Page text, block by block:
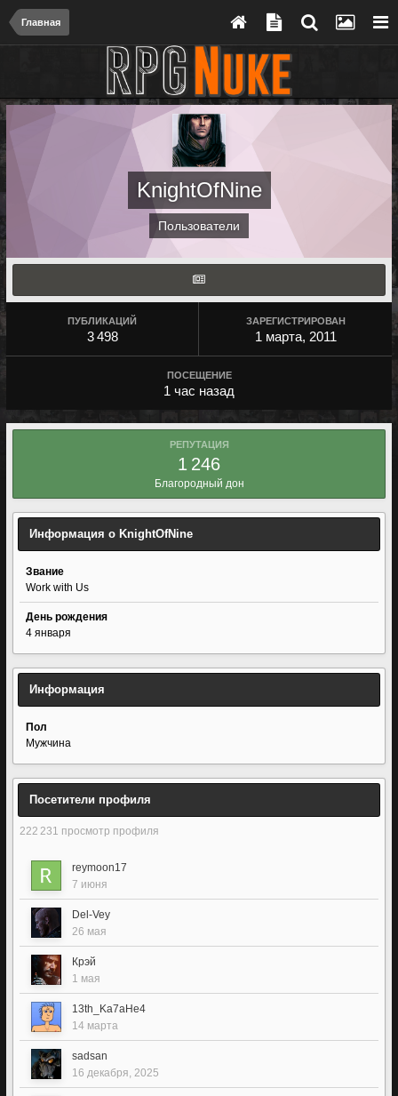
Главная
KnightOfNine
Пользователи
ПУБЛИКАЦИЙ
3 498
ЗАРЕГИСТРИРОВАН
1 марта, 2011
ПОСЕЩЕНИЕ
1 час назад
РЕПУТАЦИЯ
1 246
Благородный дон
Информация о KnightOfNine
Звание
Work with Us
День рождения
4 января
Информация
Пол
Мужчина
Посетители профиля
222 231 просмотр профиля
reymoon17
7 июня
Del-Vey
26 мая
Крэй
1 мая
13th_Ka7aHe4
14 марта
sadsan
16 декабря, 2025